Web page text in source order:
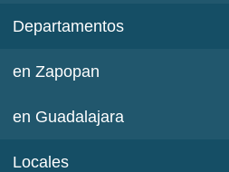
Departamentos
en Zapopan
en Guadalajara
Locales